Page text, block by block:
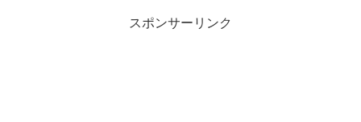
スポンサーリンク